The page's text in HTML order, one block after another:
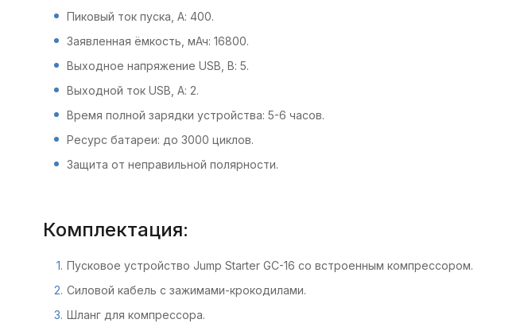
Пиковый ток пуска, А: 400.
Заявленная ёмкость, мАч: 16800.
Выходное напряжение USB, В: 5.
Выходной ток USB, А: 2.
Время полной зарядки устройства: 5-6 часов.
Ресурс батареи: до 3000 циклов.
Защита от неправильной полярности.
Комплектация:
Пусковое устройство Jump Starter GC-16 со встроенным компрессором.
Силовой кабель с зажимами-крокодилами.
Шланг для компрессора.